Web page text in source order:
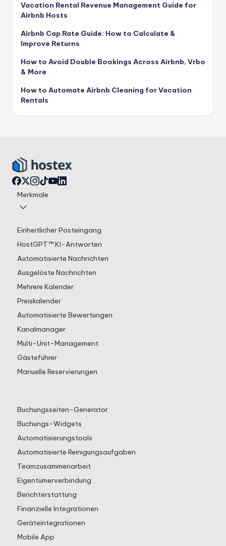
Vacation Rental Revenue Management Guide for
Airbnb Hosts
Airbnb Cap Rate Guide: How to Calculate &
Improve Returns
How to Avoid Double Bookings Across Airbnb, Vrbo
& More
How to Automate Airbnb Cleaning for Vacation
Rentals
Merkmale
Einheitlicher Posteingang
HostGPT™ KI-Antworten
Automatisierte Nachrichten
Ausgelöste Nachrichten
Mehrere Kalender
Preiskalender
Automatisierte Bewertungen
Kanalmanager
Multi-Unit-Management
Gästeführer
Manuelle Reservierungen
Buchungsseiten-Generator
Buchungs-Widgets
Automatisierungstools
Automatisierte Reinigungsaufgaben
Teamzusammenarbeit
Eigentümerverbindung
Berichterstattung
Finanzielle Integrationen
Geräteintegrationen
Mobile App